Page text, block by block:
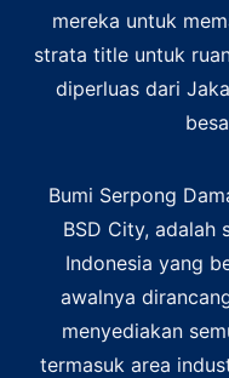
mereka untuk
strata title untuk
diperluas dari
Bumi Serpong
BSD City, adalah
Indonesia yang
awalnya
menyediakan
termasuk area